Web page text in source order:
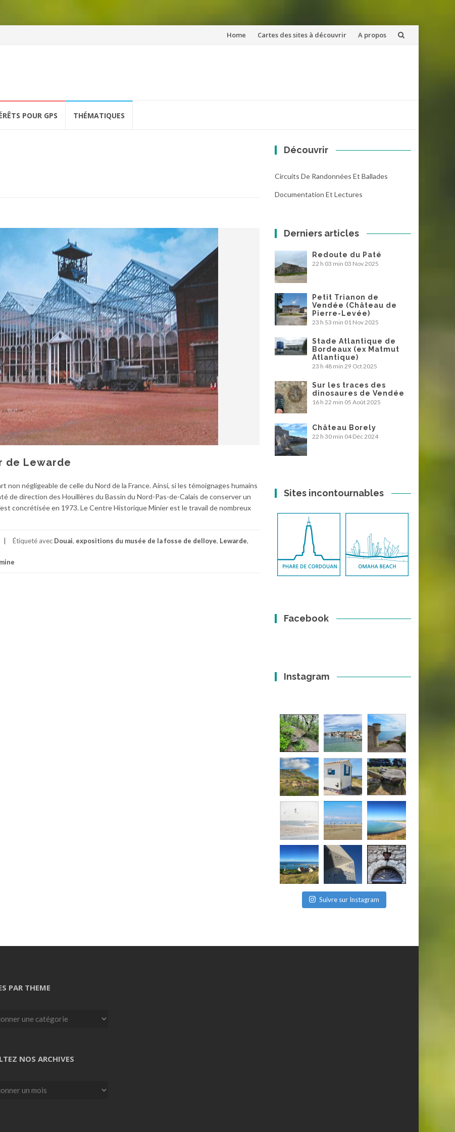
Aller
Home Cartes des sites à découvrir A propos
POUR GPS THÉMATIQUES
de Lewarde
non négligeable de celle du Nord de la France. Ainsi, si les témoignages humains
de direction des Houillères du Bassin du Nord-Pas-de-Calais de conserver un
concrétisée en 1973. Le Centre Historique Minier est le travail de nombreux
Étiqueté avec Douai, expositions du musée de la fosse de delloye, Lewarde,
Découvrir
Circuits De Randonnées Et Ballades
Documentation Et Lectures
Derniers articles
Redoute du Paté
22 h 03 min 03 Nov 2025
Petit Trianon de
Vendée (Château de
Pierre-Levée)
23 h 53 min 01 Nov 2025
Stade Atlantique de
Bordeaux (ex Matmut
Atlantique)
23 h 48 min 29 Oct 2025
Sur les traces des
dinosaures de Vendée
16 h 22 min 05 Août 2025
Château Borely
22 h 30 min 04 Déc 2024
Sites incontournables
Facebook
Instagram
Suivre sur Instagram
PAR THEME
NOS ARCHIVES